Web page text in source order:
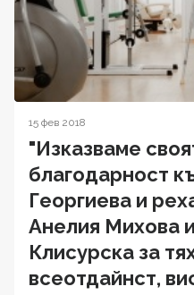
15 фев 2018
"Изказваме
благодарност
Георгиева и
Анелия Михова
Клисурска за
всеотдайнст,